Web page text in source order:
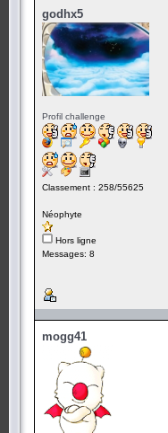
godhx5
Profil challenge
Classement : 258/55625
Néophyte
Hors ligne
Messages: 8
mogg41